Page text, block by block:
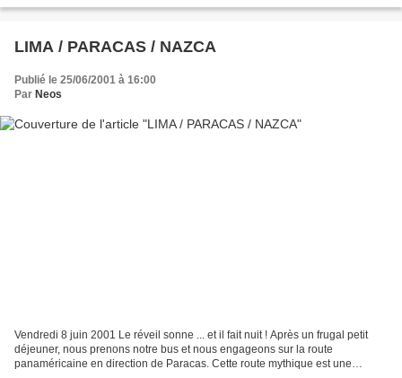
LIMA / PARACAS / NAZCA
Publié le 25/06/2001 à 16:00
Par Neos
Vendredi 8 juin 2001 Le réveil sonne ... et il fait nuit ! Après un frugal petit
déjeuner, nous prenons notre bus et nous engageons sur la route
panaméricaine en direction de Paracas. Cette route mythique est une